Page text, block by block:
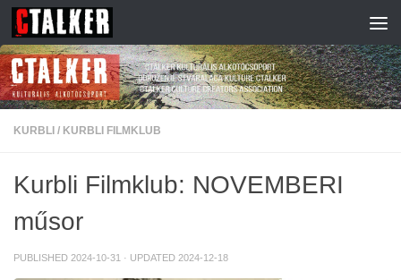
Skip to content
KURBLI / KURBLI FILMKLUB
Kurbli Filmklub: NOVEMBERI
műsor
PUBLISHED 2024-10-31 · UPDATED 2024-12-18